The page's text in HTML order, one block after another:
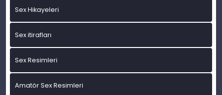
Sex Hikayeleri
Sex itirafları
Sex Resimleri
Amatör Sex Resimleri